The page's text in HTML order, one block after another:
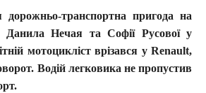
дорожньо-транспортна пригода на
Данила Нечая та Софії Русової у
мотоцикліст врізався у Renault,
Водій легковика не пропустив